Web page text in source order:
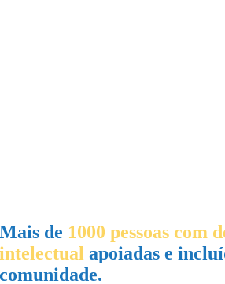
Mais de 1000 pessoas com
intelectual apoiadas e
comunidade.